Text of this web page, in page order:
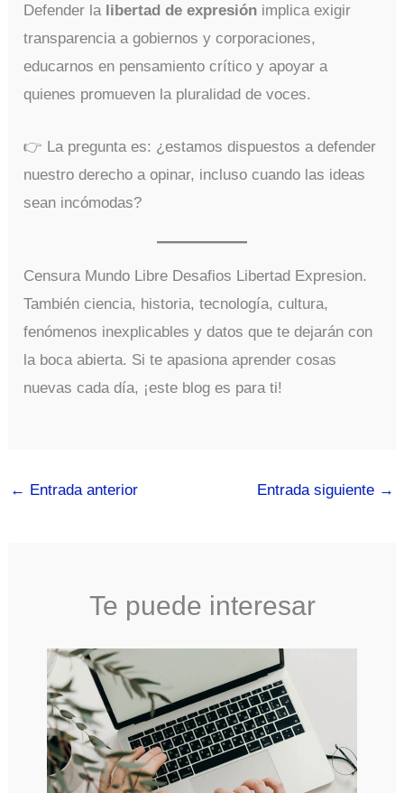
Defender la libertad de expresión implica exigir
transparencia a gobiernos y corporaciones,
educarnos en pensamiento crítico y apoyar a
quienes promueven la pluralidad de voces.
👉 La pregunta es: ¿estamos dispuestos a defender
nuestro derecho a opinar, incluso cuando las ideas
sean incómodas?
Censura Mundo Libre Desafios Libertad Expresion.
También ciencia, historia, tecnología, cultura,
fenómenos inexplicables y datos que te dejarán con
la boca abierta. Si te apasiona aprender cosas
nuevas cada día, ¡este blog es para ti!
← Entrada anterior Entrada siguiente →
Te puede interesar